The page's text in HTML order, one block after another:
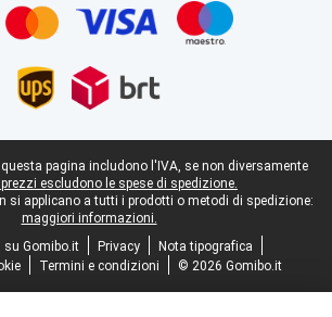
pagina includono l'IVA, se non diversamente
I prezzi escludono le spese di spedizione.
si applicano a tutti i prodotti o metodi di spedizione:
maggiori informazioni.
su Gomibo.it
Privacy
Nota tipografica
Termini e condizioni © 2026 Gomibo.it